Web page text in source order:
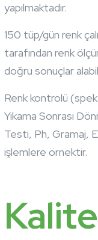
yapılmaktadır.
150 tüp/gün renk
tarafından renk
doğru sonuçlar
Renk kontrolü
Yıkama Sonrası
Testi, Ph, Gramaj,
işlemlere örnektir.